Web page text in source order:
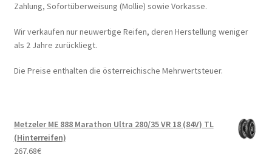
Zahlung, Sofortüberweisung (Mollie) sowie Vorkasse.
Wir verkaufen nur neuwertige Reifen, deren Herstellung weniger
als 2 Jahre zurückliegt.
Die Preise enthalten die österreichische Mehrwertsteuer.
Metzeler ME 888 Marathon Ultra 280/35 VR 18 (84V) TL
(Hinterreifen)
267.68€